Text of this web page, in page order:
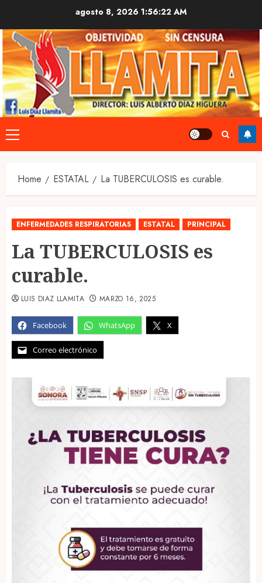
content
agosto 8, 2026 1:56:23 AM
Primary
Menu
Home ESTATAL La TUBERCULOSIS es curable.
ENFERMEDADES RESPIRATORIAS ESTATAL PRINCIPAL
La TUBERCULOSIS es
curable.
Facebook WhatsApp X
Correo electrónico
LUIS DIAZ LLAMITA MARZO 16, 2025